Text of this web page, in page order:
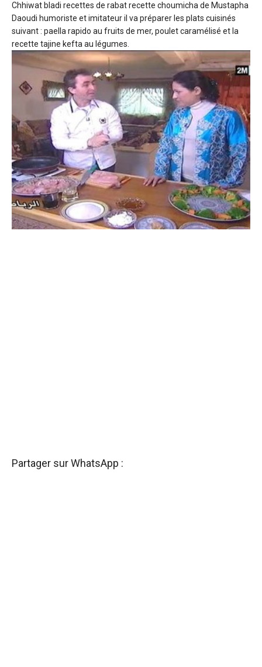
Chhiwat bladi recettes de rabatrecette choumicha de Mustapha
Daoudi humoriste et imitateur il va préparer les plats cuisinés
suivant : paella rapido au fruits de mer, poulet caramélisé et la
recette tajine kefta au légumes.
Partager sur WhatsApp :